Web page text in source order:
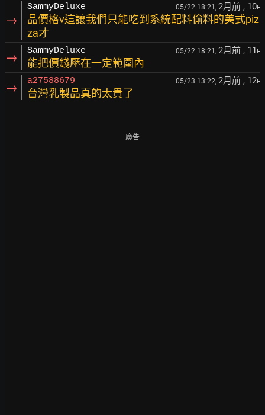
→
SammyDeluxe 05/22 18:21, 2月前 , 10F
品價格v這讓我們只能吃到系統配料偷料的美式piz
za才
→ SammyDeluxe 05/22 18:21, 2月前 , 11 F
能把價錢壓在一定範圍內
→ a27588679 05/23 13:22, 2月前 , 12F
台灣乳製品真的太貴了
廣告